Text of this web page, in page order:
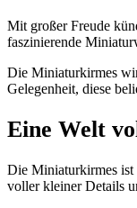
Mit großer Freude
faszinierende
Die Miniaturkirmes
Gelegenheit, diese
Eine Welt
Die Miniaturkirmes ist
voller kleiner Details